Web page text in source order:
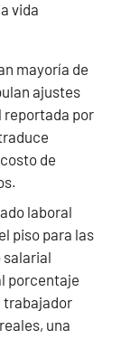
vida
mayoría de
ajustes
reportada por
de
laboral
piso para las
salarial
porcentaje
trabajador
una